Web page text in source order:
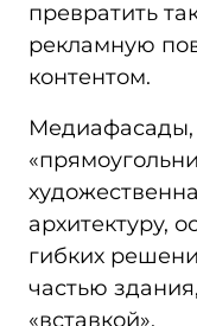
превратить
рекламную
контентом.
Медиафасады,
архитектуру,
гибких
частью
«вставкой».